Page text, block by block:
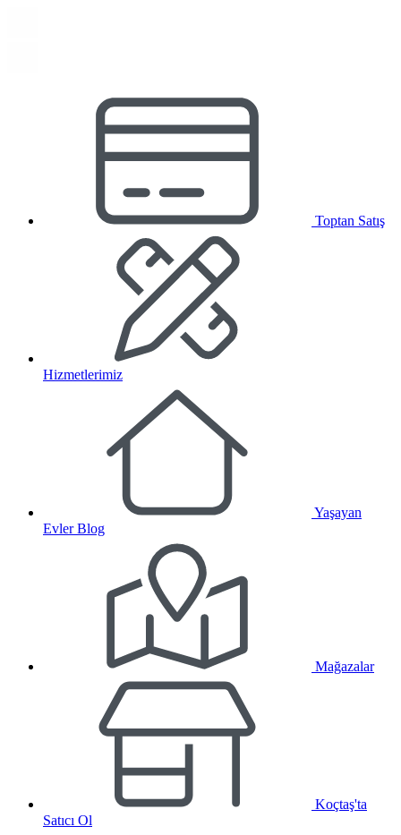
Toptan Satış
Hizmetlerimiz
Yaşayan
Evler Blog
Mağazalar
Koçtaş'ta
Satıcı Ol